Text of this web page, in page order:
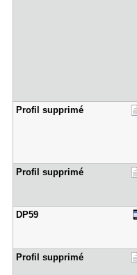
Profil sup​primé
Profil sup​primé
DP59
Profil sup​primé